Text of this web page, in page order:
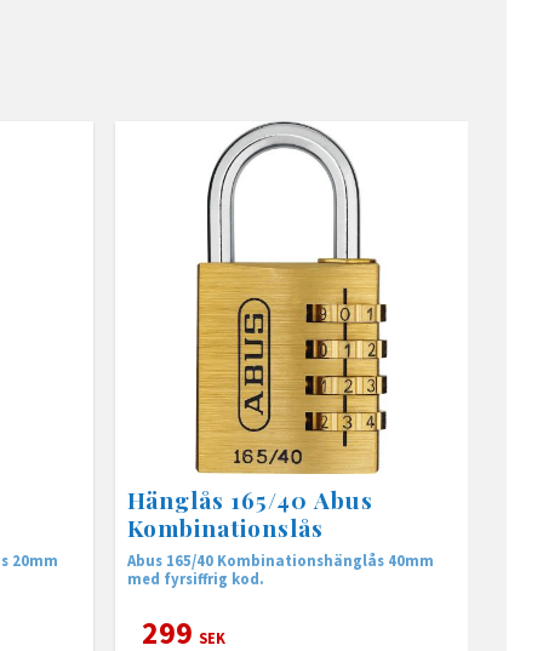
20mm
Hänglås 165/40 Abus
Kombinationslås
Abus 165/40 Kombinationshänglås 40mm
med fyrsiffrig kod.
299 SEK